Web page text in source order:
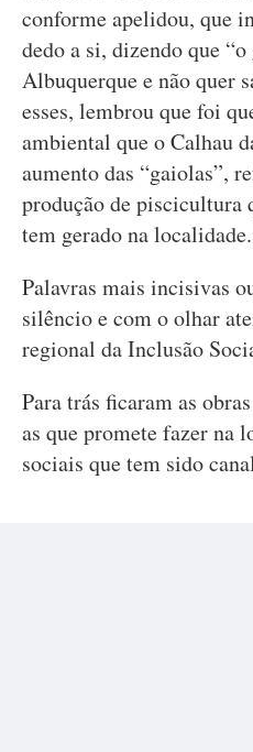
conforme apelidou, que
dedo a si, dizendo que
Albuquerque e não quer
esses, lembrou que foi
ambiental que o Calhau
aumento das “gaiolas”,
produção de piscicultura
tem gerado na localidade.
Palavras mais incisivas
silêncio e com o olhar
regional da Inclusão
Para trás ficaram as
as que promete fazer na
sociais que tem sido